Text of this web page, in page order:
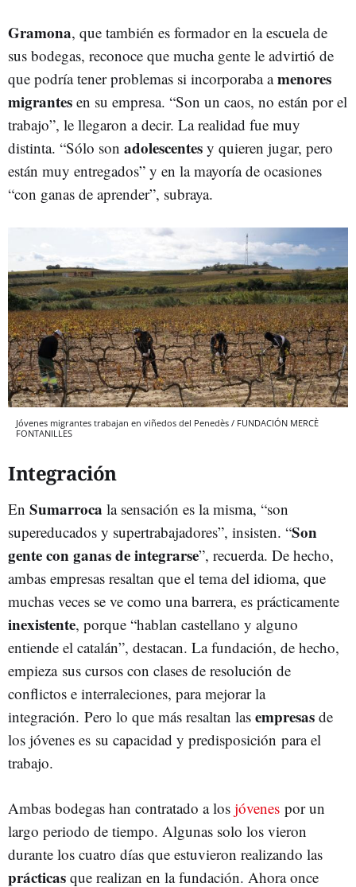
Gramona, que también es formador en la escuela de
sus bodegas, reconoce que mucha gente le advirtió de
que podría tener problemas si incorporaba amenores
migrantes en su empresa. “Son un caos, no están por el
trabajo”, le llegaron a decir. La realidad fue muy
distinta. “Sólo son adolescentes y quieren jugar, pero
están muy entregados” y en la mayoría de ocasiones
“con ganas de aprender”, subraya.
Jóvenes migrantes trabajan en viñedos del Penedès / FUNDACIÓN MERCÈ
FONTANILLES
Integración
En Sumarroca la sensación es la misma, “son
supereducados y supertrabajadores”, insisten. “Son
gente con ganas de integrarse”, recuerda. De hecho,
ambas empresas resaltan que el tema del idioma, que
muchas veces se ve como una barrera, es prácticamente
inexistente, porque “hablan castellano y alguno
entiende el catalán”, destacan. La fundación, de hecho,
empieza sus cursos con clases de resolución de
conflictos e interraleciones, para mejorar la
integración. Pero lo que más resaltan las empresas de
los jóvenes es su capacidad y predisposición para el
trabajo.
Ambas bodegas han contratado a los jóvenes por un
largo periodo de tiempo. Algunas solo los vieron
durante los cuatro días que estuvieron realizando las
prácticas que realizan en la fundación. Ahora once